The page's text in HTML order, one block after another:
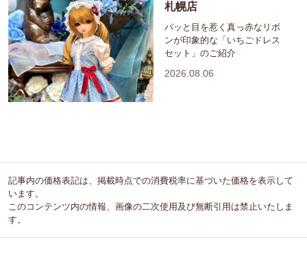
札幌店
パッと目を惹く真っ赤なリボ
ンが印象的な「いちごドレス
セット」のご紹介
2026.08.06
記事内の価格表記は、掲載時点での消費税率に基づいた価格を表示して
います。
このコンテンツ内の情報、画像の二次使用及び無断引用は禁止いたしま
す。